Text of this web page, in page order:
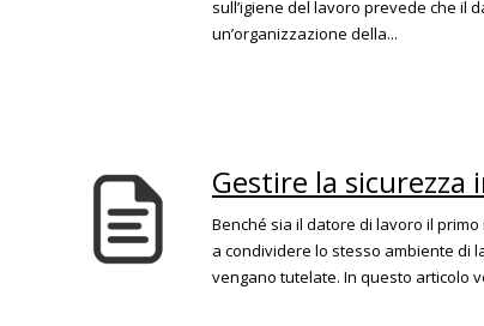
sull’igiene del lavoro prevede che il
un’organizzazione della...
Gestire la sicurezza
Benché sia il datore di lavoro il
a condividere lo stesso ambiente di
vengano tutelate. In questo articolo